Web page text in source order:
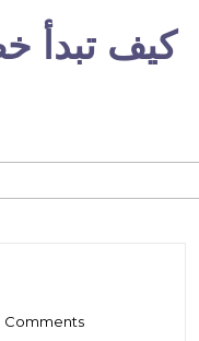
كيف تبدأ
Comments